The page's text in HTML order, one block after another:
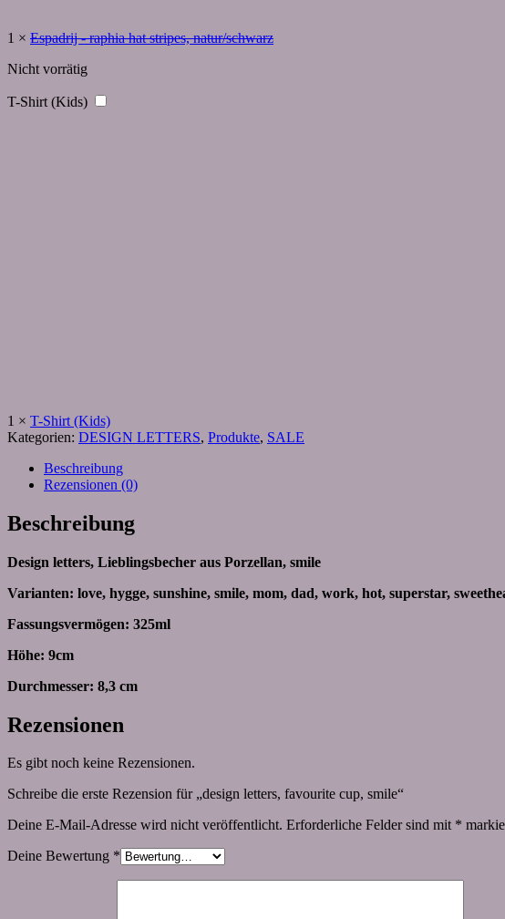
1 × Espadrij - raphia hat stripes, natur/schwarz
Nicht vorrätig
T-Shirt (Kids)
1 × T-Shirt (Kids)
Kategorien: DESIGN LETTERS, Produkte, SALE
Beschreibung
Rezensionen (0)
Beschreibung
Design letters, Lieblingsbecher aus Porzellan, smile
Varianten: love, hygge, sunshine, smile, mom, dad, work, hot, superstar,
Fassungsvermögen: 325ml
Höhe: 9cm
Durchmesser: 8,3 cm
Rezensionen
Es gibt noch keine Rezensionen.
Schreibe die erste Rezension für „design letters, favourite cup, smile“
Deine E-Mail-Adresse wird nicht veröffentlicht. Erforderliche Felder sind mit *
Deine Bewertung *